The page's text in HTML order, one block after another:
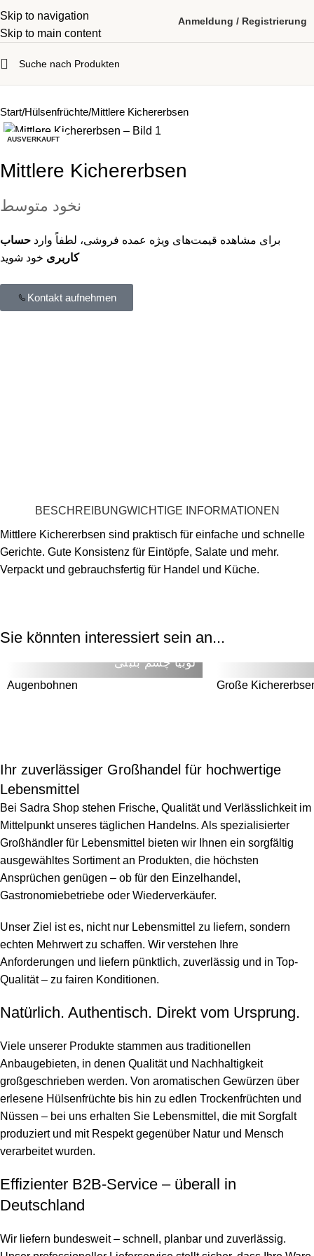
Skip to navigation
Skip to main content
Anmeldung / Registrierung
Start Hülsenfrüchte Mittlere Kichererbsen
AUSVERKAUFT
Mittlere Kichererbsen
نخود متوسط
برای مشاهده قیمت‌های ویژه عمده‌ فروشی، لطفاً وارد حساب
کاربری خود شوید
Kontakt aufnehmen
BESCHREIBUNGWICHTIGE INFORMATIONEN
Mittlere Kichererbsen sind praktisch für einfache und schnelle
Gerichte. Gute Konsistenz für Eintöpfe, Salate und mehr.
Verpackt und gebrauchsfertig für Handel und Küche.
Sie könnten interessiert sein an...
AUSVERKAUFT
لوبیا چشم بلبلی
Augenbohnen AUSVERKAUFT
Große
Ihr zuverlässiger Großhandel für hochwertige
Lebensmittel
Bei Sadra Shop stehen Frische, Qualität und Verlässlichkeit im
Mittelpunkt unseres täglichen Handelns. Als spezialisierter
Großhändler für Lebensmittel bieten wir Ihnen ein sorgfältig
ausgewähltes Sortiment an Produkten, die höchsten
Ansprüchen genügen – ob für den Einzelhandel,
Gastronomiebetriebe oder Wiederverkäufer.
Unser Ziel ist es, nicht nur Lebensmittel zu liefern, sondern
echten Mehrwert zu schaffen. Wir verstehen Ihre
Anforderungen und liefern pünktlich, zuverlässig und in Top-
Qualität – zu fairen Konditionen.
Natürlich. Authentisch. Direkt vom Ursprung.
Viele unserer Produkte stammen aus traditionellen
Anbaugebieten, in denen Qualität und Nachhaltigkeit
großgeschrieben werden. Von aromatischen Gewürzen über
erlesene Hülsenfrüchte bis hin zu edlen Trockenfrüchten und
Nüssen – bei uns erhalten Sie Lebensmittel, die mit Sorgfalt
produziert und mit Respekt gegenüber Natur und Mensch
verarbeitet wurden.
Effizienter B2B-Service – überall in
Deutschland
Wir liefern bundesweit – schnell, planbar und zuverlässig.